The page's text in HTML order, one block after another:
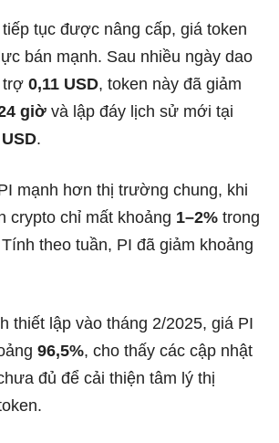
tục được nâng cấp, giá token
bán mạnh. Sau nhiều ngày dao
trợ 0,11 USD, token này đã giảm
giờ và lập đáy lịch sử mới tại
.
mạnh hơn thị trường chung, khi
crypto chỉ mất khoảng 1–2% trong
theo tuần, PI đã giảm khoảng
thiết lập vào tháng 2/2025, giá PI
96,5%, cho thấy các cập nhật
đủ để cải thiện tâm lý thị